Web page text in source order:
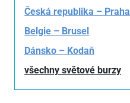
Česká republika – Praha
Belgie – Brusel
Dánsko – Kodaň
všechny světové burzy